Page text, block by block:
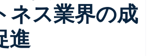
1 回限りまた
は継続
Tax
消費税と
VAT の自動
計算
Revenue
埋込型金融
請求・財務関連
グローバルビジネス
アプリ内決済
マーケットプレイス
資金管理
構築済みの決済を実装
プラットフォームまたは
マーケットプレイスを構
築する
サブスクリプションを管
プロフェッショナルサー
ビスネス業界の成
進